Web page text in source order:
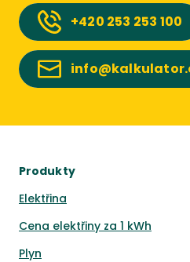
+420 253 253 100
Produkty
Elektřina
Cena elektřiny za 1 kWh
Plyn